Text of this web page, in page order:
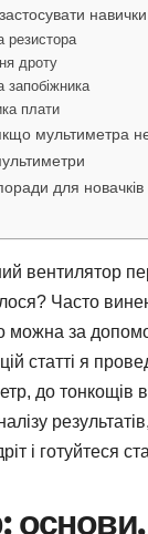
навички
резистора
дроту
запобіжника
плати
мультиметра
для новачків
вентилятор
Часто
можна за
статті я
до
і готуйтеся
основи,